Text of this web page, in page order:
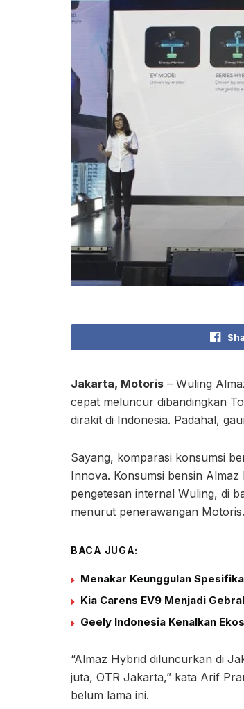
Jakarta, Motoris – Wuling
cepat meluncur dibandingkan
dirakit di Indonesia. Padahal,
Sayang, komparasi konsumsi
Innova. Konsumsi bensin
pengetesan internal Wuling, di
menurut penerawangan Motoris.
BACA JUGA:
Menakar Keunggulan
Kia Carens EV9 Menjadi
Geely Indonesia Kenalkan
“Almaz Hybrid diluncurkan di
juta, OTR Jakarta,” kata Arif
belum lama ini.